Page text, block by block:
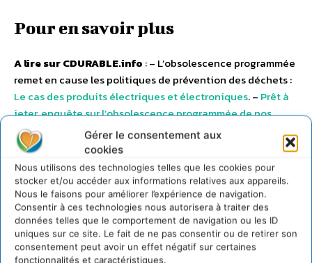
Gérer le consentement aux
cookies
Nous utilisons des technologies telles que les cookies pour
stocker et/ou accéder aux informations relatives aux appareils.
Nous le faisons pour améliorer l’expérience de navigation.
Consentir à ces technologies nous autorisera à traiter des
données telles que le comportement de navigation ou les ID
uniques sur ce site. Le fait de ne pas consentir ou de retirer son
consentement peut avoir un effet négatif sur certaines
fonctionnalités et caractéristiques.
Pour en savoir plus
A lire sur CDURABLE.info : – L’obsolescence programmée
remet en cause les politiques de prévention des déchets :
Le cas des produits électriques et électroniques. – Prêt à
jeter, enquête sur l’obsolescence programmée de nos
équipements
. –L’iPad : un gadget inutile, nuisible et vite
obsolète ?